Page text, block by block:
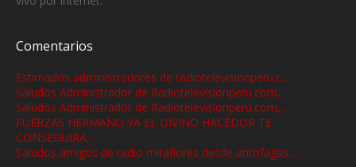
Comentarios
Estimados administradores de radiotelevisionperu.c...
Saludos Administrador de Radiotelevisionperu.com, ...
Saludos Administrador de Radiotelevisionperu.com, ...
FUERZAS HERMANO YA EL DIVINO HACEDOR TE
CONSEGUIRA...
Saludos amigos de radio miraflores desde antofagas...